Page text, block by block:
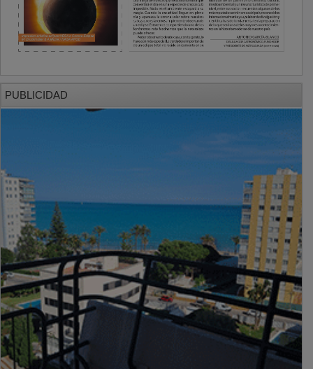
PUBLICIDAD